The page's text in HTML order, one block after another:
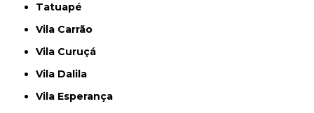
Tatuapé
Vila Carrão
Vila Curuçá
Vila Dalila
Vila Esperança